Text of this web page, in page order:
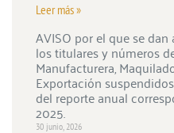
Leer más »
AVISO por el que se
los titulares y números
Manufacturera,
Exportación
del reporte anual
2025.
30 junio, 2026